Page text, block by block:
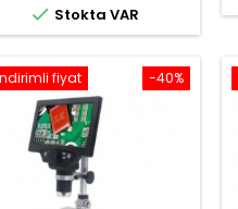
 Stokta VAR
-40%
fiyat